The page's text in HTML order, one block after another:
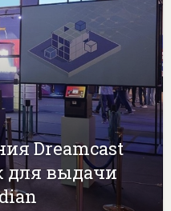
Dreamcast
для выдачи